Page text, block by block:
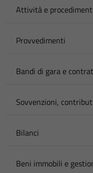
Attività e
Provvedimenti
Bandi di gara e
Sovvenzioni,
Bilanci
Beni immobili e